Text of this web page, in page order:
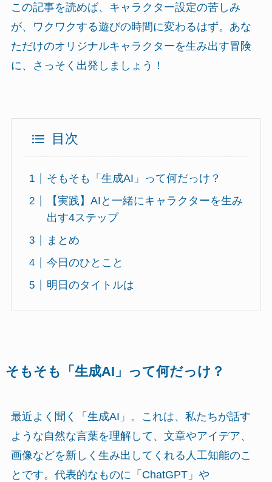
この記事を読めば、キャラクター設定の苦しみ
が、ワクワクする遊びの時間に変わるはず。あな
ただけのオリジナルキャラクターを生み出す冒険
に、さっそく出発しましょう！
目次
そもそも「生成AI」って何だっけ？
【実践】AIと一緒にキャラクターを生み
出す4ステップ
まとめ
今日のひとこと
明日のタイトルは
そもそも「生成AI」って何だっけ？
最近よく聞く「生成AI」。これは、私たちが話す
ような自然な言葉を理解して、文章やアイデア、
画像などを新しく生み出してくれる人工知能のこ
とです。代表的なものに「ChatGPT」や